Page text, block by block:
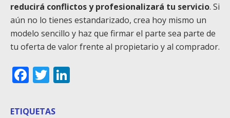
reducirá conflictos y profesionalizará tu servicio. Si
aún no lo tienes estandarizado, crea hoy mismo un
modelo sencillo y haz que firmar el parte sea parte de
tu oferta de valor frente al propietario y al comprador.
Facebook
Twitter
ETIQUETAS